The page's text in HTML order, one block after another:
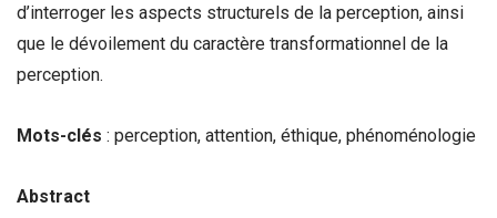
d’interroger les aspects structurels de la perception, ainsi
que le dévoilement du caractère transformationnel de la
perception.
Mots-clés : perception, attention, éthique, phénoménologie
Abstract